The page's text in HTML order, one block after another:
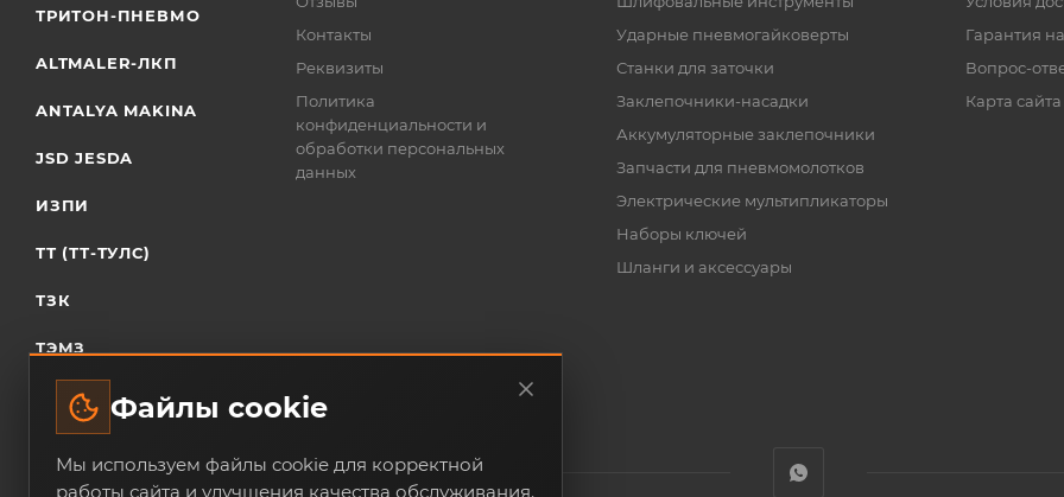
ТРИТОН-ПНЕВМО
ALTMALER-ЛКП
ANTALYA MAKINA
JSD JESDA
ИЗПИ
ТТ (ТТ-ТУЛС)
ТЗК
ТЭМЗ
Контакты
Реквизиты
Политика
конфиденциальности и
обработки персональных
данных
Ударные пневмогайковерты
Станки для заточки
Заклепочники-насадки
Аккумуляторные заклепочники
Запчасти для пневмомолотков
Электрические мультипликаторы
Наборы ключей
Шланги и аксессуары
Гарантия
Вопрос-
Карта сайта
Файлы cookie
Мы используем файлы cookie для корректной
работы сайта и улучшения качества обслуживания.